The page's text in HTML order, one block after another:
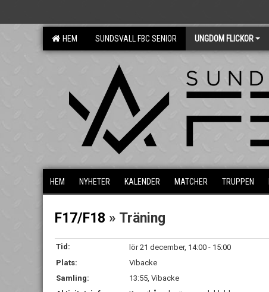
HEM SUNDSVALL FBC SENIOR UNGDOM FLICKOR
HEM NYHETER KALENDER MATCHER TRUPPEN
F17/F18 » Träning
Tid:
lör 21 december, 14:00 - 15:00
Plats:
Vibacke
Samling:
13:55, Vibacke